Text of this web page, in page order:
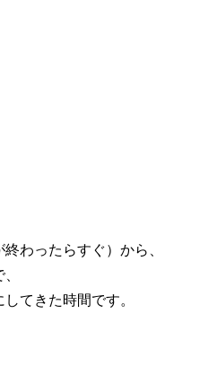
わったらすぐ）から、
てきた時間です。